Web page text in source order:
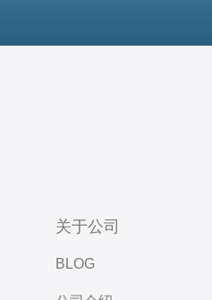
关于公司
BLOG